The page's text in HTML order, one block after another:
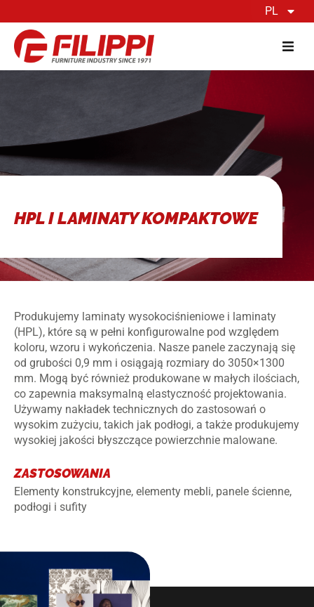
PL
HPL I LAMINATY KOMPAKTOWE
Produkujemy laminaty wysokociśnieniowe i laminaty
(HPL), które są w pełni konfigurowalne pod względem
koloru, wzoru i wykończenia. Nasze panele zaczynają się
od grubości 0,9 mm i osiągają rozmiary do 3050×1300
mm. Mogą być również produkowane w małych ilościach,
co zapewnia maksymalną elastyczność projektowania.
Używamy nakładek technicznych do zastosowań o
wysokim zużyciu, takich jak podłogi, a także produkujemy
wysokiej jakości błyszczące powierzchnie malowane.
ZASTOSOWANIA
Elementy konstrukcyjne, elementy mebli, panele ścienne,
podłogi i sufity